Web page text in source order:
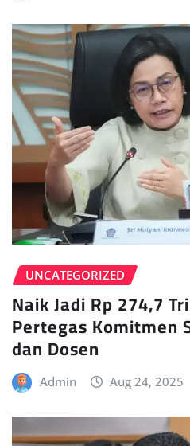
UNCATEGORIZED
Naik Jadi Rp 274,7
Pertegas Komitmen
dan Dosen
Admin Aug 24, 2025